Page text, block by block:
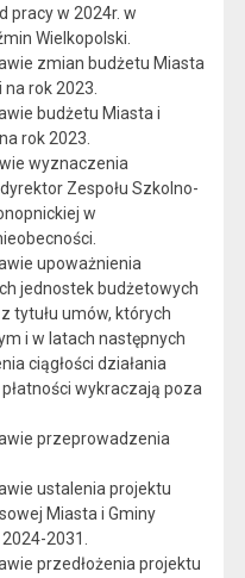
pracy w 2024r. w
Wielkopolski.
zmian budżetu Miasta
rok 2023.
budżetu Miasta i
rok 2023.
wyznaczenia
Zespołu Szkolno-
w
upoważnienia
jednostek budżetowych
tytułu umów, których
i w latach następnych
ciągłości działania
wykraczają poza
przeprowadzenia
ustalenia projektu
Miasta i Gminy
2031.
przedłożenia projektu